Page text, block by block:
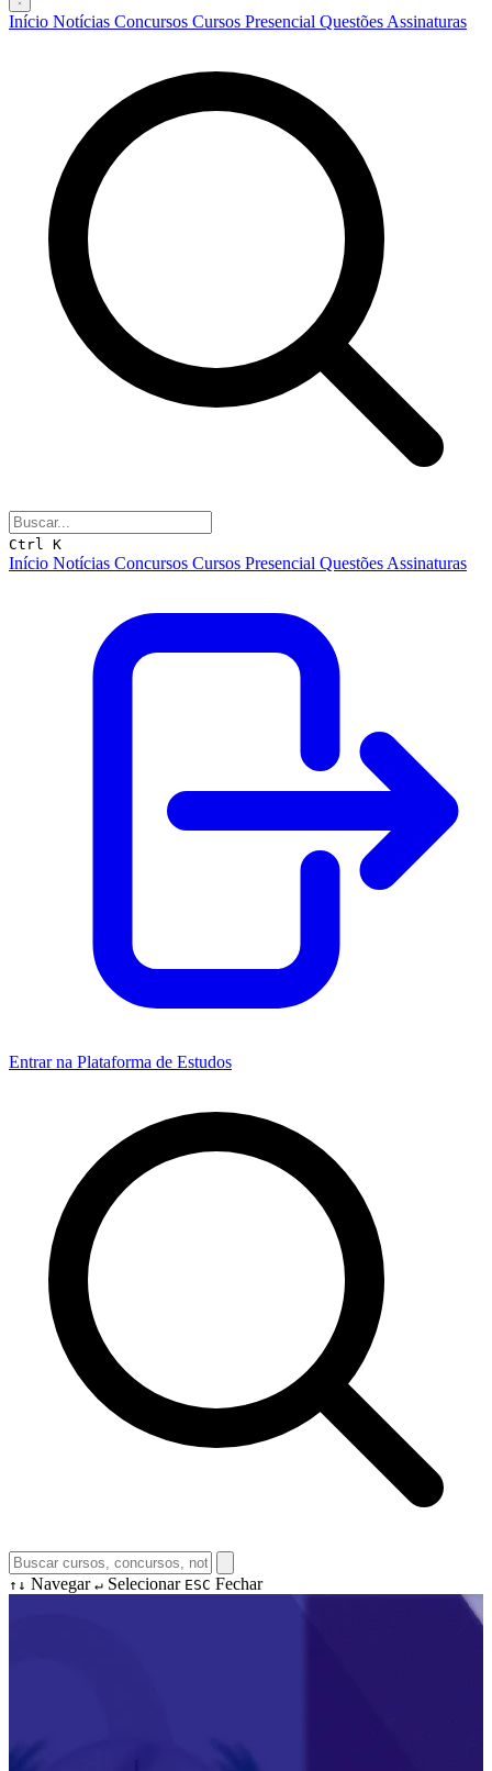
Início Notícias Concursos Cursos Presencial Questões Assinaturas
Ctrl K
Início Notícias Concursos Cursos Presencial Questões Assinaturas
Entrar na Plataforma de Estudos
↑↓ Navegar ↵ Selecionar ESC Fechar